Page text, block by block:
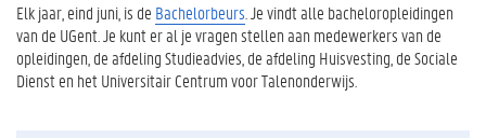
Elk jaar, eind juni, is de Bachelorbeurs . Je vindt alle bacheloropleidingen
van de UGent. Je kunt er al je vragen stellen aan medewerkers van de
opleidingen, de afdeling Studieadvies, de afdeling Huisvesting, de Sociale
Dienst en het Universitair Centrum voor Talenonderwijs.